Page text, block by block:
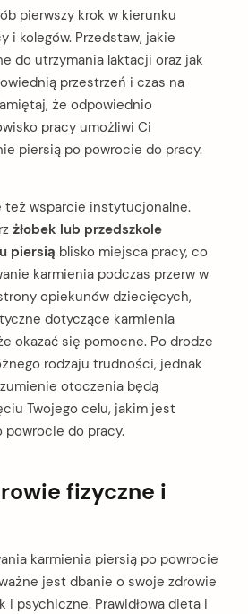
pierwszy krok w kierunku
i kolegów. Przedstaw, jakie
do utrzymania laktacji oraz jak
przestrzeń i czas na
że odpowiednio
pracy umożliwi Ci
piersią po powrocie do pracy.
też wsparcie instytucjonalne.
żłobek lub przedszkole
piersią blisko miejsca pracy, co
karmienia podczas przerw w
opiekunów dziecięcych,
dotyczące karmienia
okazać się pomocne. Po drodze
rodzaju trudności, jednak
otoczenia będą
Twojego celu, jakim jest
powrocie do pracy.
fizyczne i
karmienia piersią po powrocie
jest dbanie o swoje zdrowie
i psychiczne. Prawidłowa dieta i